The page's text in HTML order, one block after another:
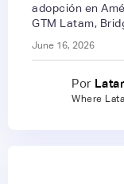
adopción en
GTM Latam,
June 16, 2026
Por
Where